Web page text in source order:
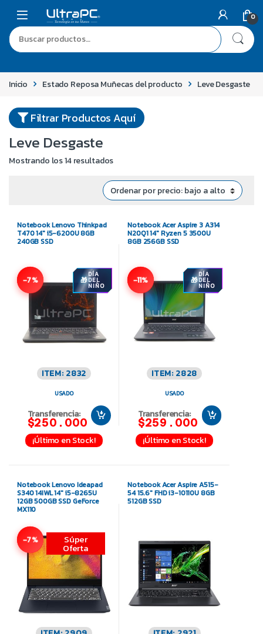
0
Inicio Estado Reposa Muñecas del producto Leve Desgaste
Filtrar Productos Aquí
Leve Desgaste
Mostrando los 14 resultados
Notebook Lenovo Thinkpad
T470 14″ i5-6200U 8GB
240GB SSD
-7% DÍA
DEL
NIÑO
ITEM: 2832
USADO
Transferencia:
$250.000
¡Último en Stock!
Notebook Acer Aspire 3 A314
N20Q1 14″ Ryzen 5 3500U
8GB 256GB SSD
-11% DÍA
DEL
NIÑO
ITEM: 2828
USADO
Transferencia:
$259.000
¡Último en Stock!
Notebook Lenovo Ideapad
S340 14IWL 14″ i5-8265U
12GB 500GB SSD GeForce
MX110
-7% Súper
Oferta
Notebook Acer Aspire A515-
54 15.6″ FHD i3-10110U 8GB
512GB SSD